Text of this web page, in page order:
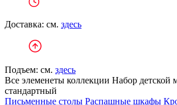
Доставка: см. здесь
Подъем: см. здесь
Все элеменеты коллекции Набор детской
стандартный
Письменные столы Распашные шкафы